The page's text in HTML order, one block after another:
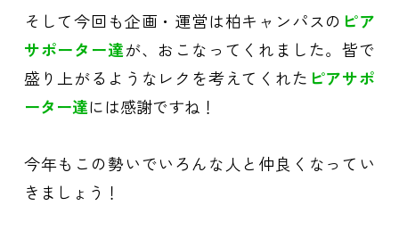
そして今回も企画・運営は柏キャンパスの ピア
サポーター達が、おこなってくれました。皆で
盛り上がるようなレクを考えてくれた ピアサポ
ーター達には感謝ですね！
今年もこの勢いでいろんな人と仲良くなってい
きましょう！